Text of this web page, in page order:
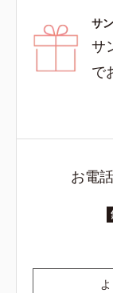
サ
サ
で
お電